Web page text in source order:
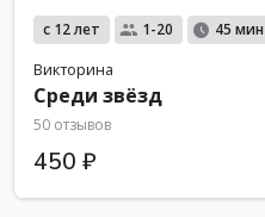
с 12 лет 1-20 45 мин
Викторина
Среди звёзд
50 отзывов
450 ₽